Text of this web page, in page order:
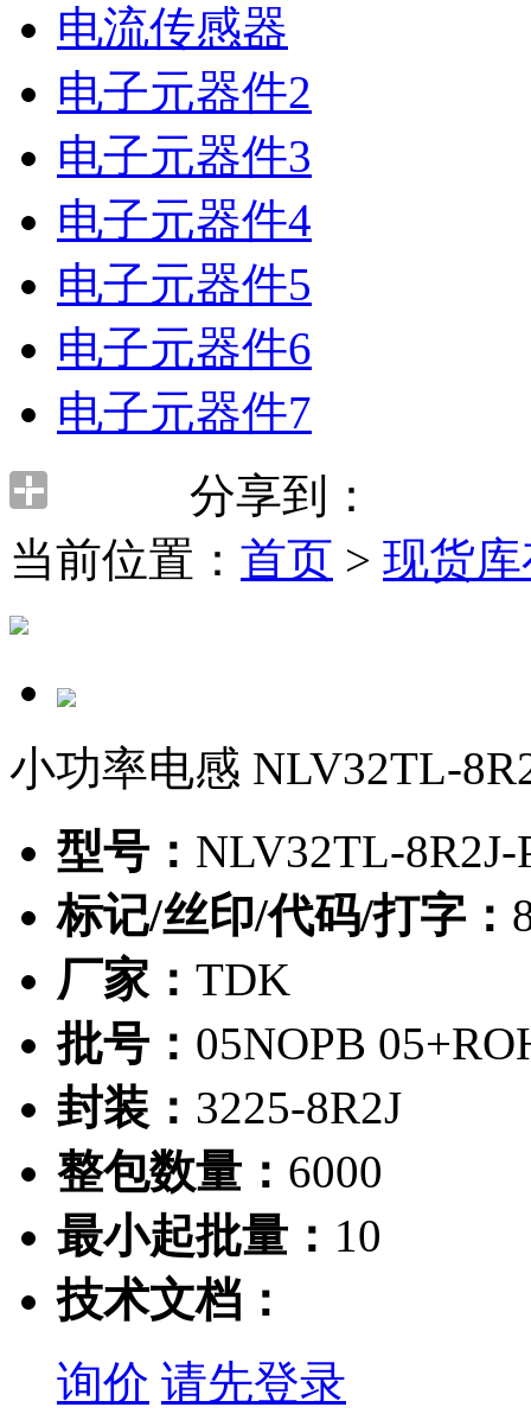
电流传感器
电子元器件2
电子元器件3
电子元器件4
电子元器件5
电子元器件6
电子元器件7
分享到：
当前位置： 首页 > 现货
小功率电感 NLV32TL-
型号： NLV32TL-8R2J-
标记/丝印/代码/打字：
厂家： TDK
批号： 05NOPB
封装： 3225-8R2J
整包数量： 6000
最小起批量： 10
技术文档：
询价 请先登录